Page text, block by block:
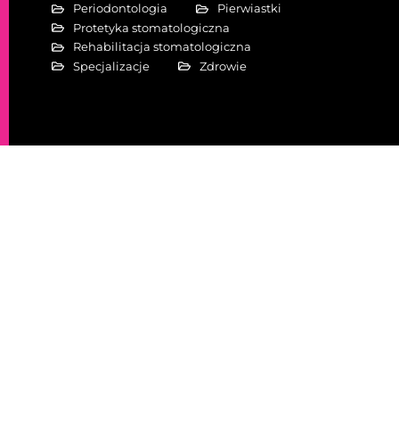
Periodontologia
Pierwiastki
Protetyka stomatologiczna
Rehabilitacja stomatologiczna
Specjalizacje
Zdrowie